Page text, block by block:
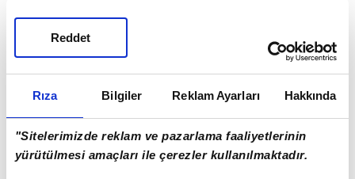
Rıza Bilgiler Reklam Ayarları Hakkında
"Sitelerimizde reklam ve pazarlama faaliyetlerinin
yürütülmesi amaçları ile çerezler kullanılmaktadır.
Reddet
Başarılı oyuncu, bu disiplini sayesinde 1 yılda 25
kilo vererek dikkatleri üzerine çekti.